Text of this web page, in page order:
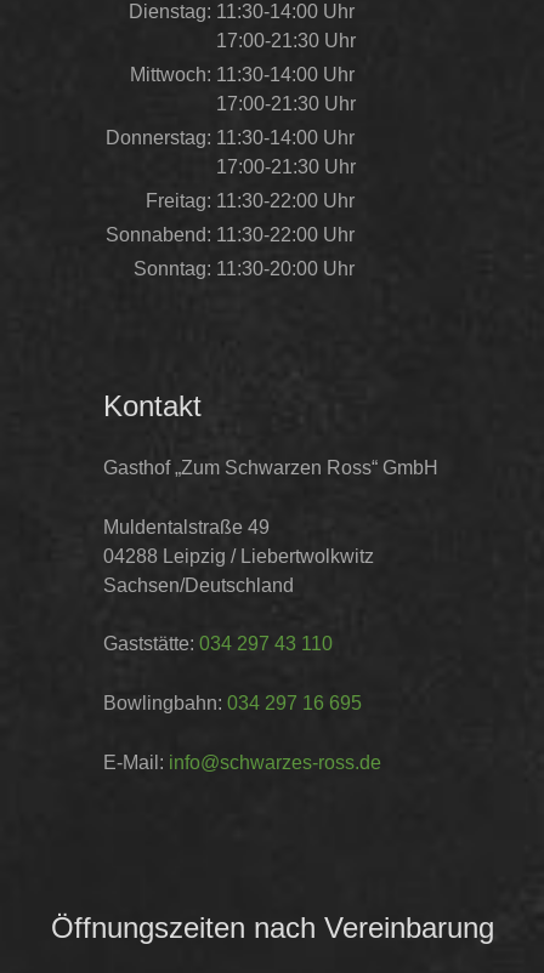
Dienstag: 11:30-14:00 Uhr
17:00-21:30 Uhr
Mittwoch: 11:30-14:00 Uhr
17:00-21:30 Uhr
Donnerstag: 11:30-14:00 Uhr
17:00-21:30 Uhr
Freitag: 11:30-22:00 Uhr
Sonnabend: 11:30-22:00 Uhr
Sonntag: 11:30-20:00 Uhr
Kontakt
Gasthof „Zum Schwarzen Ross“ GmbH
Muldentalstraße 49
04288 Leipzig / Liebertwolkwitz
Sachsen/Deutschland
Gaststätte: 034 297 43 110
Bowlingbahn: 034 297 16 695
E-Mail: info@schwarzes-ross.de
Öffnungszeiten nach Vereinbarung